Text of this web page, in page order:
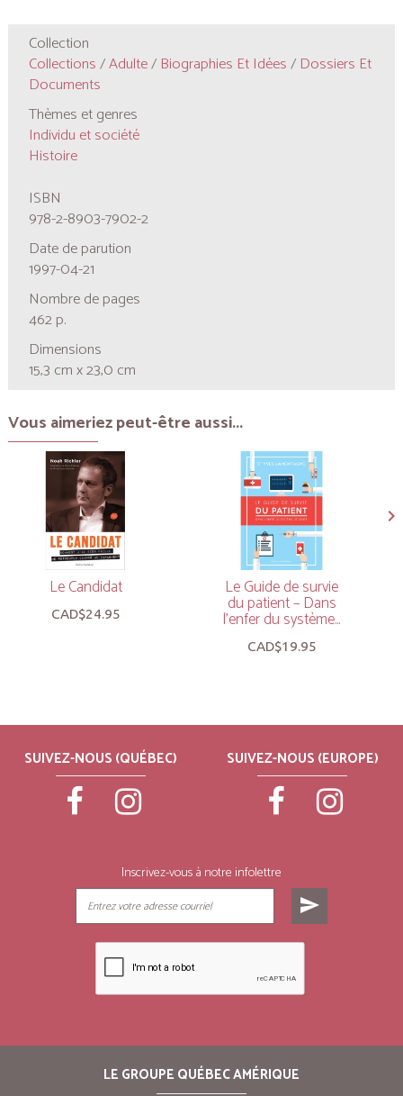
Collection
Collections/Adulte/ Biographies Et Idées/ Dossiers Et
Documents
Thèmes et genres
Individu et société
Histoire
ISBN
978-2-8903-7902-2
Date de parution
1997-04-21
Nombre de pages
462 p.
Dimensions
15,3 cm x 23,0 cm
Vous aimeriez peut-être aussi...
Le Candidat
CAD$24.95
Le Guide de survie
du patient – Dans
l’enfer du système...
CAD$19.95
SUIVEZ-NOUS (QUÉBEC) SUIVEZ-NOUS (EUROPE)
Inscrivez-vous à notre infolettre
send
LE GROUPE QUÉBEC AMÉRIQUE